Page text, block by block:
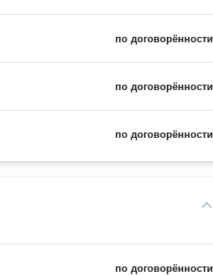
по договорённости
по договорённости
по договорённости
по договорённости